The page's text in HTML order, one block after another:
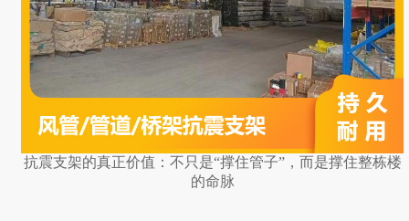
抗震支架的真正价值：不只是“撑住管子”，而是撑住整栋楼
的命脉